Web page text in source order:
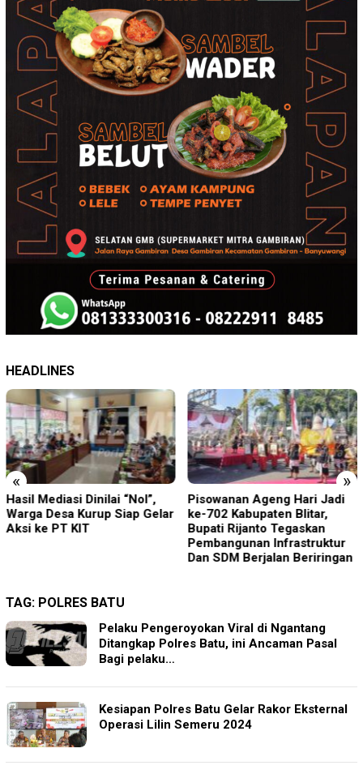
HEADLINES
« »
Hasil Mediasi Dinilai “Nol”,
Warga Desa Kurup Siap Gelar
Aksi ke PT KIT
Pisowanan Ageng Hari Jadi
ke-702 Kabupaten Blitar,
Bupati Rijanto Tegaskan
Pembangunan Infrastruktur
Dan SDM Berjalan Beriringan
TAG: POLRES BATU
Pelaku Pengeroyokan Viral di Ngantang
Ditangkap Polres Batu, ini Ancaman Pasal
Bagi pelaku…
Kesiapan Polres Batu Gelar Rakor Eksternal
Operasi Lilin Semeru 2024